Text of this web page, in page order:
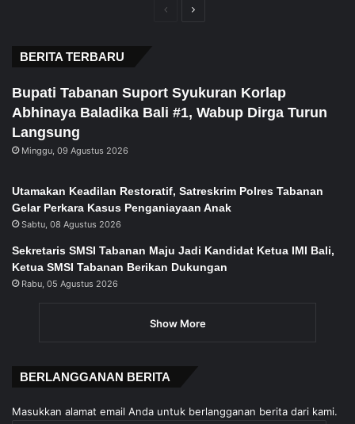
PreviousNext
BERITA TERBARU
Bupati Tabanan Suport Syukuran Korlap
Abhinaya Baladika Bali #1, Wabup Dirga Turun
Langsung
Minggu, 09 Agustus 2026
Utamakan Keadilan Restoratif, Satreskrim Polres Tabanan
Gelar Perkara Kasus Penganiayaan Anak
Sabtu, 08 Agustus 2026
Sekretaris SMSI Tabanan Maju Jadi Kandidat Ketua IMI Bali,
Ketua SMSI Tabanan Berikan Dukungan
Rabu, 05 Agustus 2026
Show More
BERLANGGANAN BERITA
Masukkan alamat email Anda untuk berlangganan berita dari kami.